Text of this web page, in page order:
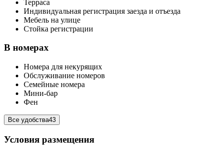
Терраса
Индивидуальная регистрация заезда и отъезда
Мебель на улице
Стойка регистрации
В номерах
Номера для некурящих
Обслуживание номеров
Семейные номера
Мини-бар
Фен
Все удобства43
Условия размещения